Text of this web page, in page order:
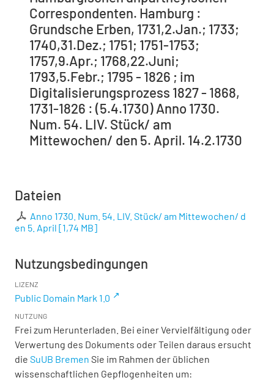
Correspondenten. Hamburg :
Grundsche Erben, 1731,2.Jan.; 1733;
1740,31.Dez.; 1751; 1751-1753;
1757,9.Apr.; 1768,22.Juni;
1793,5.Febr.; 1795 - 1826 ; im
Digitalisierungsprozess 1827 - 1868,
1731-1826 : (5.4.1730) Anno 1730.
Num. 54. LIV. Stück/ am
Mittewochen/ den 5. April. 14.2.1730
Dateien
Anno 1730. Num. 54. LIV. Stück/ am Mittewochen/ d
en 5. April [1,74 MB]
Nutzungsbedingungen
LIZENZ
Public Domain Mark 1.0
NUTZUNG
Frei zum Herunterladen. Bei einer Vervielfältigung oder
Verwertung des Dokuments oder Teilen daraus ersucht
die SuUB Bremen Sie im Rahmen der üblichen
wissenschaftlichen Gepflogenheiten um: